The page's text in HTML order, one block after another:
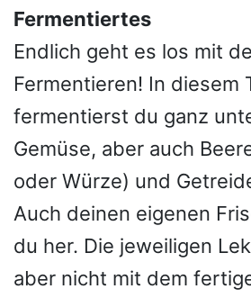
Fermentiertes
Endlich geht es los mit
Fermentieren! In diesem
fermentierst du ganz
Gemüse, aber auch
oder Würze) und
Auch deinen eigenen
du her. Die jeweiligen
aber nicht mit dem